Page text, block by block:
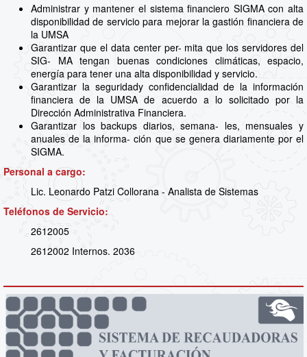
Administrar y mantener el sistema financiero SIGMA con alta
disponibilidad de servicio para mejorar la gastión financiera de
la UMSA
Garantizar que el data center per- mita que los servidores del
SIG- MA tengan buenas condiciones climáticas, espacio,
energía para tener una alta disponibilidad y servicio.
Garantizar la seguridady confidencialidad de la información
financiera de la UMSA de acuerdo a lo solicitado por la
Dirección Administrativa Financiera.
Garantizar los backups diarios, semana- les, mensuales y
anuales de la informa- ción que se genera diariamente por el
SIGMA.
Personal a cargo:
Lic. Leonardo Patzi Collorana - Analista de Sistemas
Teléfonos de Servicio:
2612005
2612002 Internos. 2036